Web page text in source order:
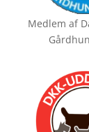
Medlem af